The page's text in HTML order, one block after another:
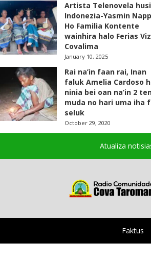
Artista Telenovela husi
Indonezia-Yasmin
Ho Familia Kontente
wainhira halo Ferias
Covalima
January 10, 2025
Rai na’in faan rai, Inan
faluk Amelia Cardoso
ninia bei oan na’in 2
muda no hari uma iha
seluk
October 29, 2020
Atualiza
Faktus